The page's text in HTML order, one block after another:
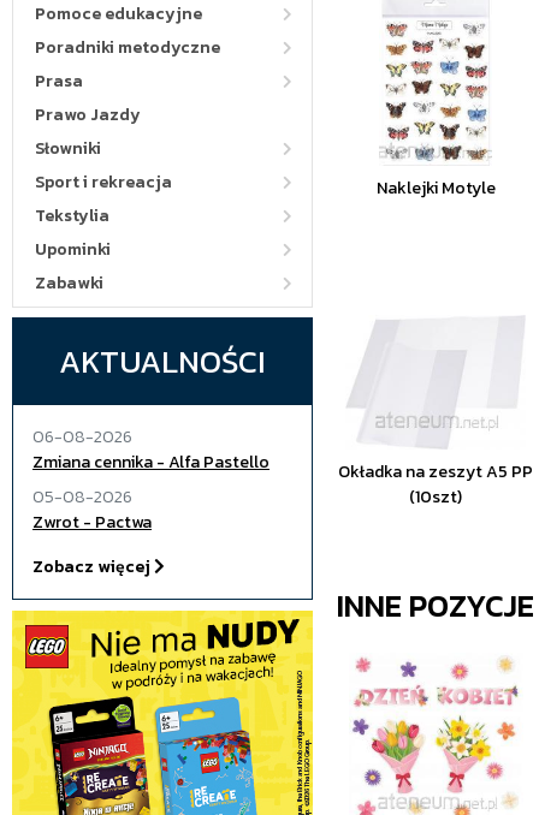
Pomoce edukacyjne
Poradniki metodyczne
Prasa
Prawo Jazdy
Słowniki
Sport i rekreacja
Tekstylia
Upominki
Zabawki
AKTUALNOŚCI
06-08-2026
Zmiana cennika - Alfa Pastello
05-08-2026
Zwrot - Pactwa
Zobacz więcej
Naklejki Motyle
Okładka na zeszyt A5 PP
(10szt)
INNE